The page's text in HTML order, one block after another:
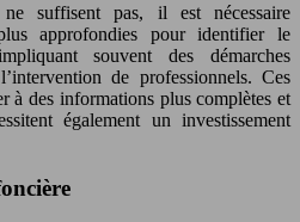
suffisent pas, il est nécessaire
approfondies pour identifier le
souvent des démarches
de professionnels. Ces
à des informations plus complètes et
également un investissement